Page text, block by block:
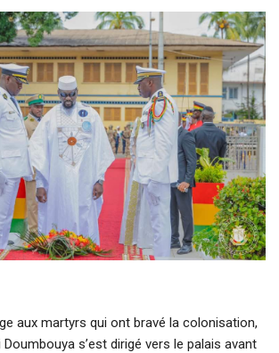
aux martyrs qui ont bravé la colonisation,
s’est dirigé vers le palais avant